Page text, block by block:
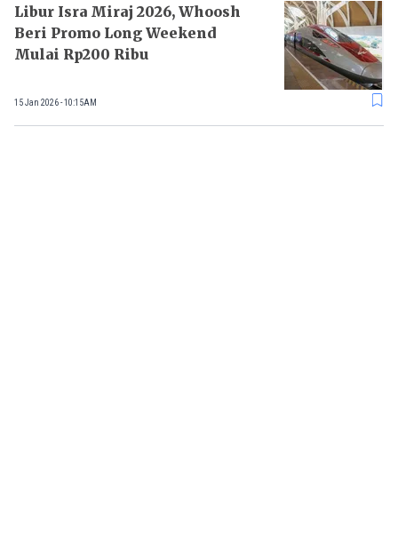
Libur Isra Miraj 2026, Whoosh
Beri Promo Long Weekend
Mulai Rp200 Ribu
15 Jan 2026 - 10:15AM